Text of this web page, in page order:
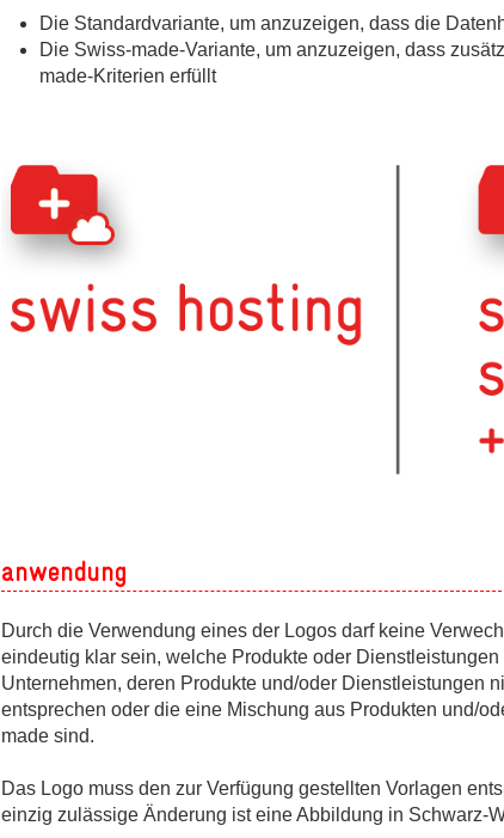
Die Standardvariante, um anzuzeigen, dass die
Die Swiss-made-Variante, um anzuzeigen, dass
made-Kriterien erfüllt
anwendung
Durch die Verwendung eines der Logos darf keine
eindeutig klar sein, welche Produkte oder
Unternehmen, deren Produkte und/oder Dienstleistungen
entsprechen oder die eine Mischung aus Produkten und/
made sind.
Das Logo muss den zur Verfügung gestellten Vorlagen
einzig zulässige Änderung ist eine Abbildung in Schwarz-